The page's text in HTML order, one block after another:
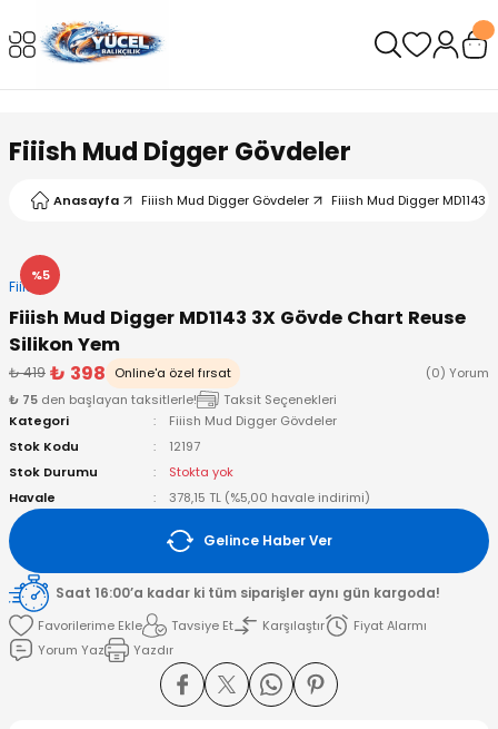
Fiiish Mud Digger Gövdeler
Anasayfa Fiiish Mud Digger Gövdeler Fiiish Mud Digger MD1143
%5
Fiiish
Fiiish Mud Digger MD1143 3X Gövde Chart Reuse
Silikon Yem
₺ 419 ₺ 398 Online'a özel fırsat
(0) Yorum
₺ 75 den başlayan taksitlerle!
Taksit Seçenekleri
Kategori
Fiiish Mud Digger Gövdeler
Stok Kodu
12197
Stok Durumu
Stokta yok
Havale
378,15 TL (%5,00 havale indirimi)
Gelince Haber Ver
Saat 16:00’a kadar ki tüm siparişler aynı gün kargoda!
Tavsiye Et
Karşılaştır
Fiyat Alarmı
Yorum Yaz
Yazdır
Makineleri
Kamışlar
Misinalar
- Klips
Halka
& El Feneri